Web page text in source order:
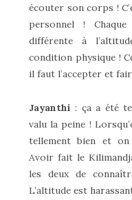
écouter son corps !
personnel !
différente à
condition physique !
il faut l’accepter et
Jayanthi : ça a été
valu la peine !
tellement bien et
Avoir fait le
les deux de
L’altitude est